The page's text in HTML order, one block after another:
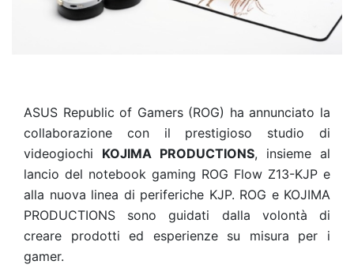
ASUS Republic of Gamers (ROG) ha annunciato la
collaborazione con il prestigioso studio di
videogiochi KOJIMA PRODUCTIONS, insieme al
lancio del notebook gaming ROG Flow Z13-KJP e
alla nuova linea di periferiche KJP. ROG e KOJIMA
PRODUCTIONS sono guidati dalla volontà di
creare prodotti ed esperienze su misura per i
gamer.